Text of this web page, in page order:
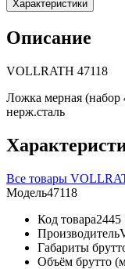
Характеристики
Описание
VOLLRATH 47118
Ложка мерная
нерж.сталь
Все товары
Модель47118
Код товара2445
Производитель
Габариты
Объём брутто